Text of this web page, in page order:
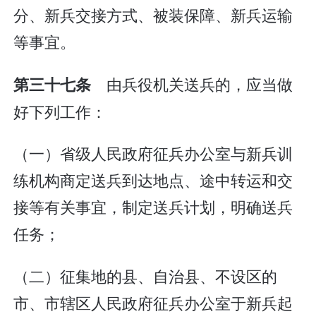
分、新兵交接方式、被装保障、新兵运输
等事宜。
第三十七条 由兵役机关送兵的，应当做
好下列工作：
（一）省级人民政府征兵办公室与新兵训
练机构商定送兵到达地点、途中转运和交
接等有关事宜，制定送兵计划，明确送兵
任务；
（二）征集地的县、自治县、不设区的
市、市辖区人民政府征兵办公室于新兵起